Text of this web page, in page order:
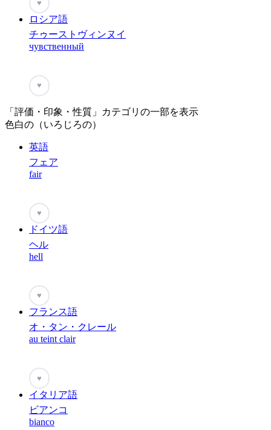
♥
ロシア語
チゥーストヴィンヌイ
чувственный
♥
「評価・印象・性質」カテゴリの一部を表示
色白の（いろじろの）
英語
フェア
fair
♥
ドイツ語
ヘル
hell
♥
フランス語
オ・タン・クレール
au teint clair
♥
イタリア語
ビアンコ
bianco